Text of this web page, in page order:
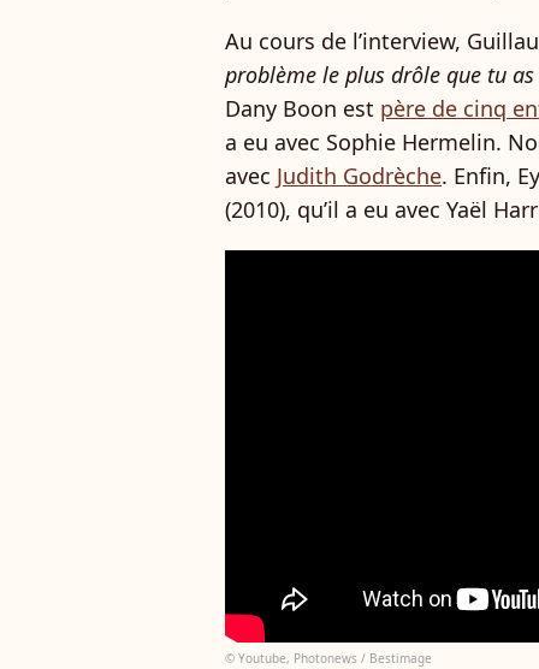
Au cours de l’interview,
problème le plus drôle que tu as
Dany Boon est père de cinq
a eu avec Sophie Hermelin.
avec Judith Godrèche. Enfin,
(2010), qu’il a eu avec Yaël
© Youtube, Photonews / Bestimage